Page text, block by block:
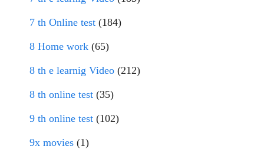
7 th Online test (184)
8 Home work (65)
8 th e learnig Video (212)
8 th online test (35)
9 th online test (102)
9x movies (1)